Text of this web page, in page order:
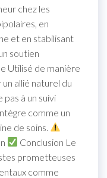
chez les
en
et en stabilisant
soutien
Utilisé de manière
allié naturel du
à un suivi
comme un
de soins.
Conclusion Le
prometteuses
comme